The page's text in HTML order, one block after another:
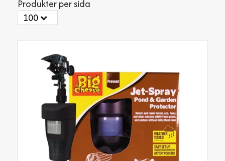
Produkter per sida